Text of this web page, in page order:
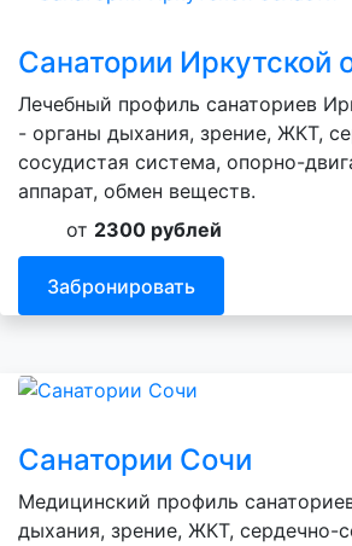
Санатории Иркутской
Лечебный профиль санаториев
- органы дыхания, зрение, ЖКТ,
сосудистая система, опорно-
аппарат, обмен веществ.
от 2300 рублей
Забронировать
Санатории Сочи
Медицинский профиль
дыхания, зрение, ЖКТ, сердечно-